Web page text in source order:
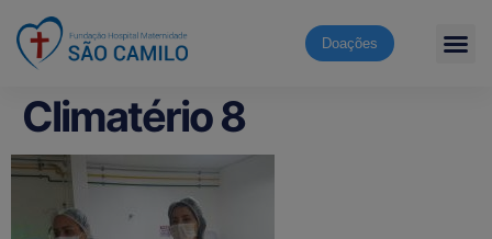
Doações
Climatério 8